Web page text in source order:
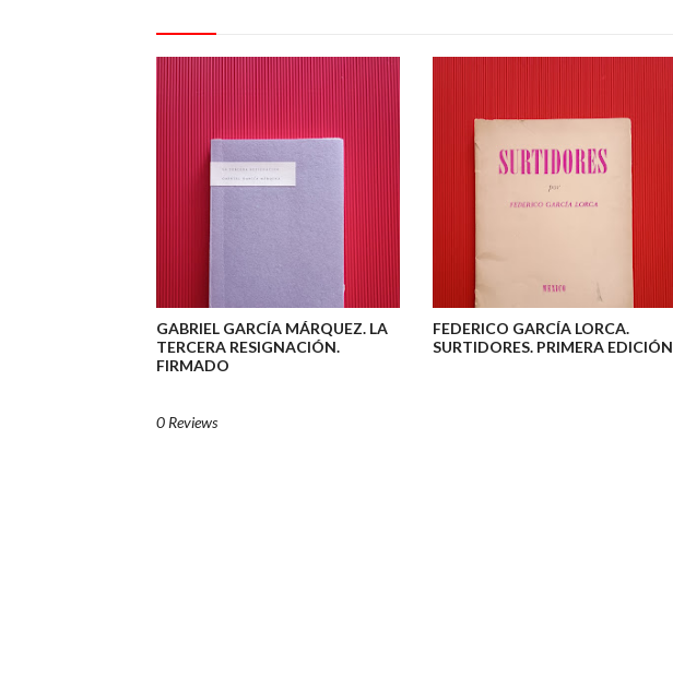
GABRIEL GARCÍA MÁRQUEZ. LA
TERCERA RESIGNACIÓN.
FIRMADO
FEDERICO GARCÍA LORCA.
SURTIDORES. PRIMERA EDICIÓN
0 Reviews